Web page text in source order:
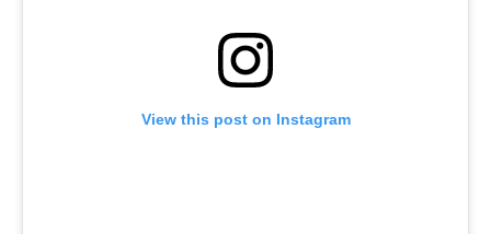
View this post on Instagram